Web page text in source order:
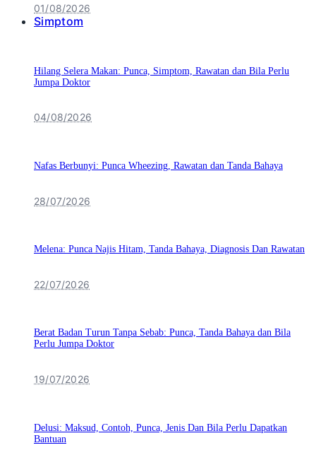
01/08/2026
Simptom
Hilang Selera Makan: Punca, Simptom, Rawatan dan Bila Perlu
Jumpa Doktor
04/08/2026
Nafas Berbunyi: Punca Wheezing, Rawatan dan Tanda Bahaya
28/07/2026
Melena: Punca Najis Hitam, Tanda Bahaya, Diagnosis Dan Rawatan
22/07/2026
Berat Badan Turun Tanpa Sebab: Punca, Tanda Bahaya dan Bila
Perlu Jumpa Doktor
19/07/2026
Delusi: Maksud, Contoh, Punca, Jenis Dan Bila Perlu Dapatkan
Bantuan